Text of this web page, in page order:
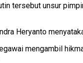
tersebut unsur
Heryanto
mengambil